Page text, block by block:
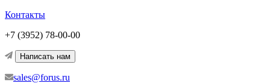
Контакты
+7 (3952) 78-00-00
Написать нам
sales@forus.ru